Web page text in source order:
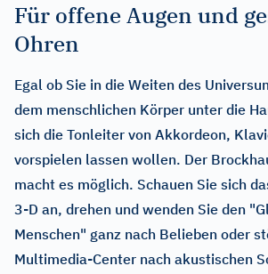
Für offene Augen und
Ohren
Egal ob Sie in die Weiten des
dem menschlichen Körper unter die
sich die Tonleiter von Akkordeon,
vorspielen lassen wollen. Der
macht es möglich. Schauen Sie sich
3-D an, drehen und wenden Sie den
Menschen" ganz nach Belieben oder
Multimedia-Center nach akustischen